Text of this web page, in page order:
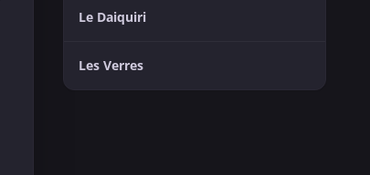
Le Daiquiri
Les Verres